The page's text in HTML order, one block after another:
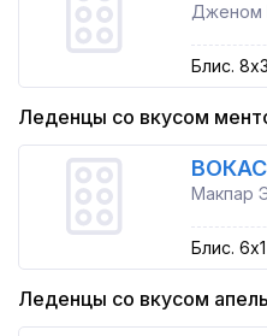
Дженом
Блис. 8x3
Леденцы со вкусом
Макпар
Блис. 6x1
Леденцы со вкусом